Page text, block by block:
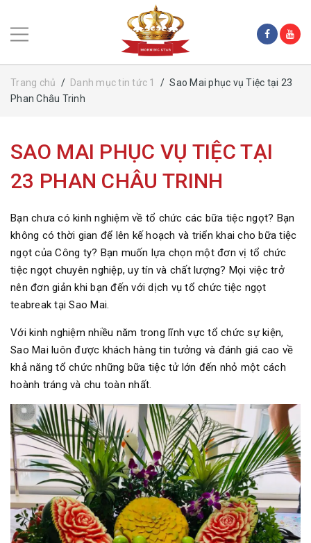
Trang chủ / Danh mục tin tức 1 / Sao Mai phục vụ Tiệc tại 23
Phan Châu Trinh
SAO MAI PHỤC VỤ TIỆC TẠI
23 PHAN CHÂU TRINH
Bạn chưa có kinh nghiệm về tổ chức các bữa tiệc ngọt? Bạn
không có thời gian để lên kế hoạch và triển khai cho bữa tiệc
ngọt của Công ty? Bạn muốn lựa chọn một đơn vị tổ chức
tiệc ngọt chuyên nghiệp, uy tín và chất lượng? Mọi việc trở
nên đơn giản khi bạn đến với dịch vụ tổ chức tiệc ngọt
teabreak tại Sao Mai.
Với kinh nghiệm nhiều năm trong lĩnh vực tổ chức sự kiện,
Sao Mai luôn được khách hàng tin tưởng và đánh giá cao về
khả năng tổ chức những bữa tiệc tử lớn đến nhỏ một cách
hoành tráng và chu toàn nhất.